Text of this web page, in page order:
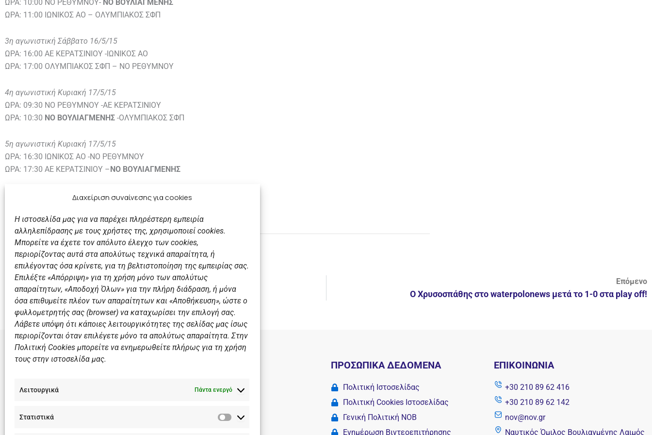
Διαχείριση συναίνεσης για cookies
Η ιστοσελίδα μας για να παρέχει πληρέστερη εμπειρία
αλληλεπίδρασης με τους χρήστες της, χρησιμοποιεί cookies.
Μπορείτε να έχετε τον απόλυτο έλεγχο των cookies,
περιορίζοντας αυτά στα απολύτως τεχνικά απαραίτητα, ή
επιλέγοντας όσα κρίνετε, για τη βελτιστοποίηση της εμπειρίας σας.
Επιλέξτε «Απόρριψη» για τη χρήση μόνο των απολύτως
απαραίτητων, «Αποδοχή Όλων» για την πλήρη διάδραση, ή μόνα
όσα επιθυμείτε πλέον των απαραίτητων και «Αποθήκευση», ώστε ο
φυλλομετρητής σας (browser) να καταχωρίσει την επιλογή σας.
Λάβετε υπόψη ότι κάποιες λειτουργικότητες της σελίδας μας ίσως
περιορίζονται όταν επιλέγετε μόνο τα απολύτως απαραίτητα. Στην
Πολιτική Cookies μπορείτε να ενημερωθείτε πλήρως για τη χρήση
τους στην ιστοσελίδα μας.
Λειτουργικά Πάντα ενεργό
Στατιστικά
Στατιστικά
ΩΡΑ: 10:00 ΝΟ ΡΕΘΥΜΝΟΥ- ΝΟ ΒΟΥΛΙΑΓΜΕΝΗΣ
ΩΡΑ: 11:00 ΙΩΝΙΚΟΣ ΑΟ – ΟΛΥΜΠΙΑΚΟΣ ΣΦΠ
3η αγωνιστική Σάββατο 16/5/15
ΩΡΑ: 16:00 ΑΕ ΚΕΡΑΤΣΙΝΙΟΥ -ΙΩΝΙΚΟΣ ΑΟ
ΩΡΑ: 17:00 ΟΛΥΜΠΙΑΚΟΣ ΣΦΠ – ΝΟ ΡΕΘΥΜΝΟΥ
4η αγωνιστική Κυριακή 17/5/15
ΩΡΑ: 09:30 ΝΟ ΡΕΘΥΜΝΟΥ -ΑΕ ΚΕΡΑΤΣΙΝΙΟΥ
ΩΡΑ: 10:30 ΝΟ ΒΟΥΛΙΑΓΜΕΝΗΣ -ΟΛΥΜΠΙΑΚΟΣ ΣΦΠ
5η αγωνιστική Κυριακή 17/5/15
ΩΡΑ: 16:30 ΙΩΝΙΚΟΣ ΑΟ -ΝΟ ΡΕΘΥΜΝΟΥ
ΩΡΑ: 17:30 ΑΕ ΚΕΡΑΤΣΙΝΙΟΥ – ΝΟ ΒΟΥΛΙΑΓΜΕΝΗΣ
Καλή αρχή και Καλή Επιτυχία στην Ομάδα μας!
Προηγούμενο
Με νίκη επί του Υδραϊκού το Ανδρικό! Σάββατο για το 2-0!
Επόμενο
Ο Χρυσοσπάθης στο waterpolonews μετά το 1-0 στα play off!
Αθλητικές σχολές
ΠΡΟΣΩΠΙΚΑ ΔΕΔΟΜΕΝΑ
Πολιτική Ιστοσελίδας
Πολιτική Cookies Iστοσελίδας
Γενική Πολιτική ΝΟΒ
Ενημέρωση Βιντεοεπιτήρησης
ΕΠΙΚΟΙΝΩΝΊΑ
+30 210 89 62 416
+30 210 89 62 142
nov@nov.gr
Ναυτικός Όμιλος Βουλιαγμένης Λαιμός